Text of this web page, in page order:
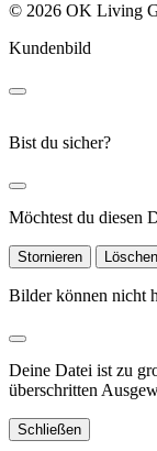
© 2026 OK Living
Kundenbild
Bist du sicher?
Möchtest du diesen
Stornieren Löschen
Bilder können nicht
Deine Datei ist zu
überschritten
Schließen